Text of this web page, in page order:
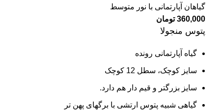
گیاهان آپارتمانی با نور متوسط
360,000 تومان
پتوس منجولا
گیاه آپارتمانی رونده
سایز کوچک، سطل 12 کوچک
سایز بزرگتر و قیم دار هم دارد.
گیاهی شبیه پتوس ارتشی با برگهای پهن تر